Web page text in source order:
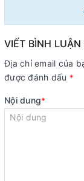
VIẾT BÌNH LUẬN
Địa chỉ email của
được đánh dấu *
Nội dung*